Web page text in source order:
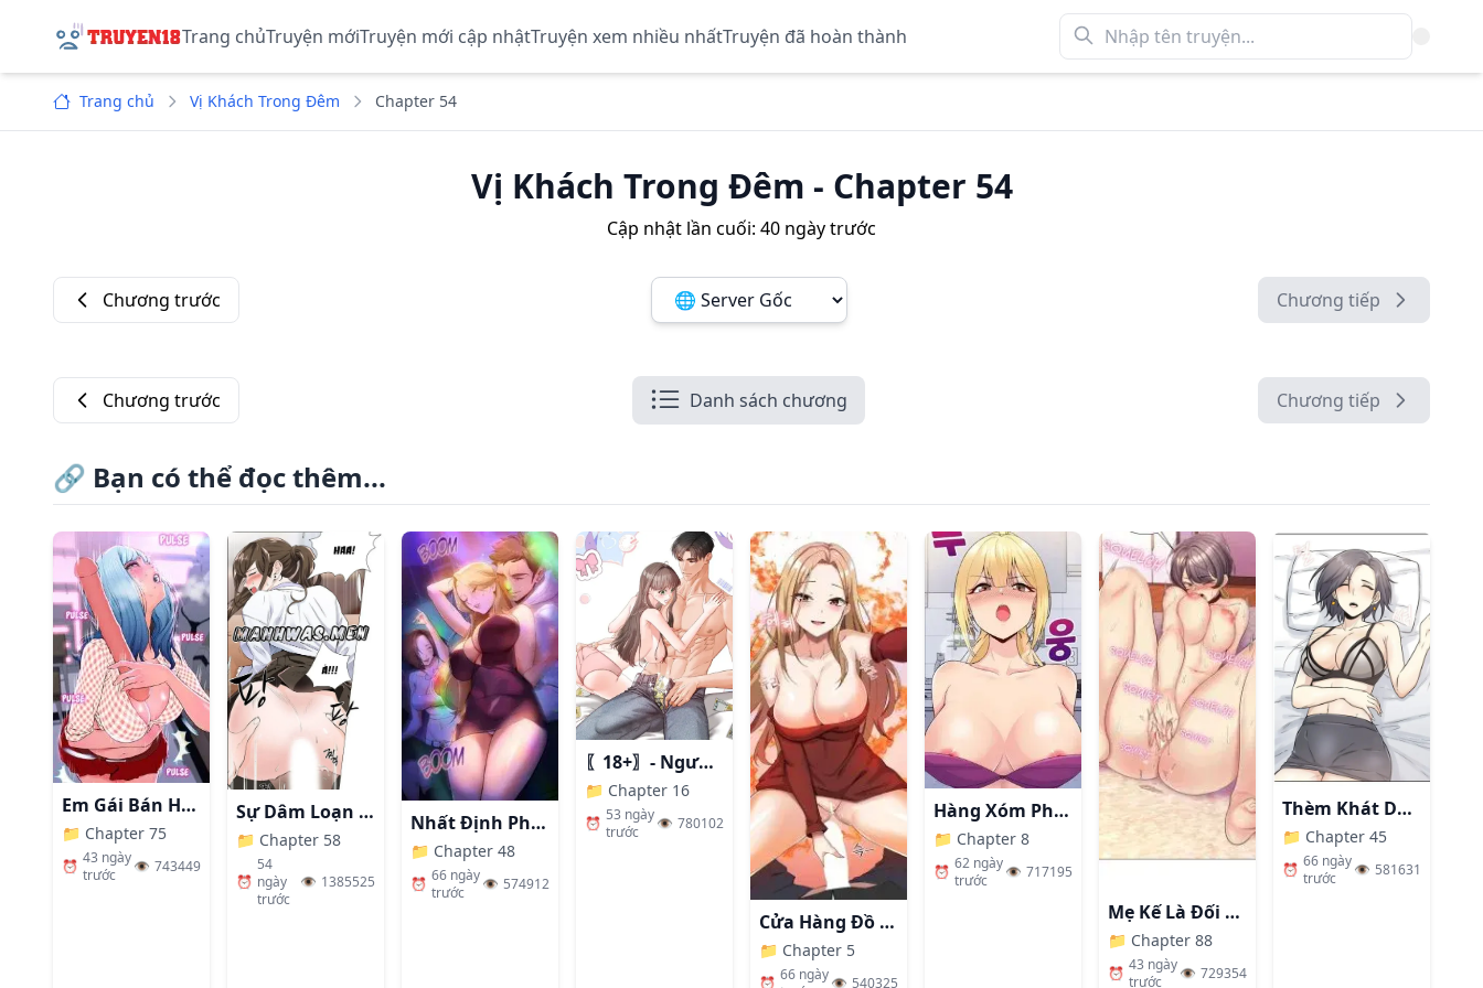
Trang chủTruyện mớiTruyện mới cập nhậtTruyện xem nhiều nhấtTruyện đã hoàn thành
Trang chủ Vị Khách Trong Đêm Chapter 54
Vị Khách Trong Đêm - Chapter 54
Cập nhật lần cuối: 40 ngày trước
Chương trước Đổi server ảnh: Chương tiếp
Chương trước Danh sách chương Chương tiếp
🔗 Bạn có thể đọc thêm...
Em Gái Bán Hàng Sextoy
📁 Chapter 75
⏰ 43 ngày
trước
👁️ 743449
Sự Dâm Loạn Ở Bệnh Viện
📁 Chapter 58
⏰
54
ngày
trước
👁️ 1385525
Nhất Định Phải Là Chị Ấy
📁 Chapter 48
⏰ 66 ngày
trước
👁️ 574912
〖18+〗- Người Bạn Thanh Mai Trúc Mã Tính Theo Giá Thị Trường
📁 Chapter 16
⏰ 53 ngày
trước
👁️ 780102
Cửa Hàng Đồ Chơi Người Lớn Ở Thế Giới Lạ
📁 Chapter 5
⏰ 66 ngày👁️ 540325
Hàng Xóm Phiền Phức
📁 Chapter 8
⏰ 62 ngày
trước
👁️ 717195
Mẹ Kế Là Đối Tượng Làm Tình Của Tôi
📁 Chapter 88
⏰ 43 ngày
trước
👁️ 729354
Thèm Khát Dục Vọng
📁 Chapter 45
⏰ 66 ngày
trước
👁️ 581631